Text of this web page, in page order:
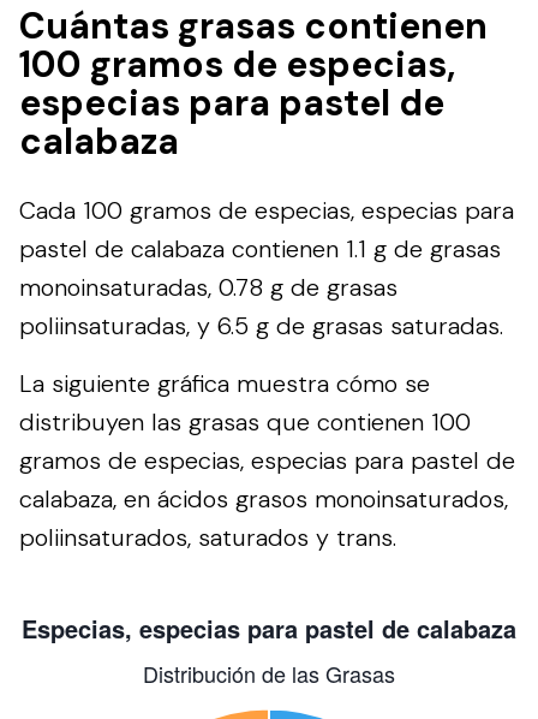
Cuántas grasas contienen
100 gramos de especias,
especias para pastel de
calabaza
Cada 100 gramos de especias, especias para
pastel de calabaza contienen 1.1 g de grasas
monoinsaturadas, 0.78 g de grasas
poliinsaturadas, y 6.5 g de grasas saturadas.
La siguiente gráfica muestra cómo se
distribuyen las grasas que contienen 100
gramos de especias, especias para pastel de
calabaza, en ácidos grasos monoinsaturados,
poliinsaturados, saturados y trans.